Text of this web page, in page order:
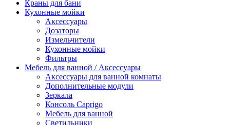
Краны для бани
Кухонные мойки
Аксессуары
Дозаторы
Измельчители
Кухонные мойки
Фильтры
Мебель для ванной / Аксессуары
Аксессуары для ванной комнаты
Дополнительные модули
Зеркала
Консоль Caprigo
Мебель для ванной
Светильники